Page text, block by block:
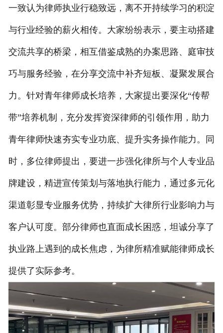
一致认为律师执业行稳致远，离不开持续学习的积淀
与行业经验的薪火相传。大家纷纷表示，要主动搭建
交流共享的桥梁，相互借鉴成熟的办案思路、庭审技
巧与服务经验，在分享交流中补齐短板、凝聚发展合
力。针对青年律师成长培养，大家提出要深化“传帮
带”培养机制，充分发挥资深律师的引领作用，助力
青年律师快速夯实专业功底、提升实务操作能力。同
时，多位律师提出，要进一步强化律所与个人专业品
牌建设，精进宣传策划与落地执行能力，通过多元化
渠道彰显专业服务优势，持续扩大律所行业影响力与
客户认可度。部分律师也直面成长困惑，坦诚分享了
执业路上遇到的成长焦虑，为律所精准赋能律师成长
提供了实际参考。